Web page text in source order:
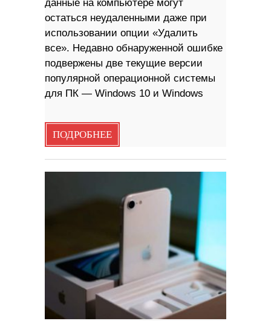
данные на компьютере могут
остаться неудаленными даже при
использовании опции «Удалить
все». Недавно обнаруженной ошибке
подвержены две текущие версии
популярной операционной системы
для ПК — Windows 10 и Windows
ПОДРОБНЕЕ